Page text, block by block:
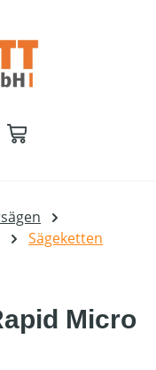
Sägeketten
Micro